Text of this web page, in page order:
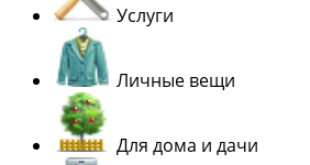
Услуги
Личные вещи
Для дома и дачи